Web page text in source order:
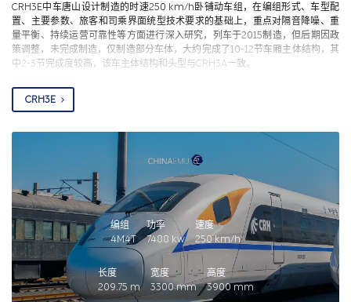
CRH3E中车唐山设计制造的时速250 km/h卧铺动车组，在编组形式、车型配
置、主要参数、旅客和司乘界面统型技术要求的基础上，重点对隔音降噪、重
量平衡、持续运营可靠性等方面进行深入研究，列车于2015制造，但后期因政
策调整，未完成制造，仅制造部分车体，大约完成了10-12节车厢主体结构，其
中2-3节完成度较高，该车主体结构和头型与CRH3A一致。
CRH3E
编组
4M4T
功率
7488 kw
速度
250km/h
长度
209.75 m
宽度
3300mm
高度
3900mm